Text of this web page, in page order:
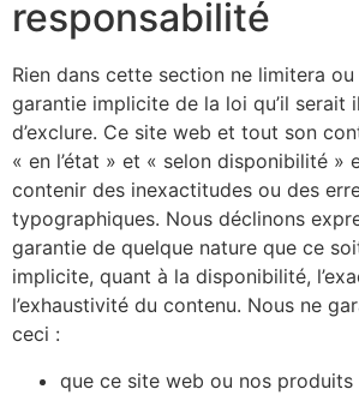
responsabilité
Rien dans cette section ne limitera ou
garantie implicite de la loi qu’il serait
d’exclure. Ce site web et tout son
« en l’état » et « selon disponibilité »
contenir des inexactitudes ou des
typographiques. Nous déclinons
garantie de quelque nature que ce
implicite, quant à la disponibilité,
l’exhaustivité du contenu. Nous ne
ceci :
que ce site web ou nos produits